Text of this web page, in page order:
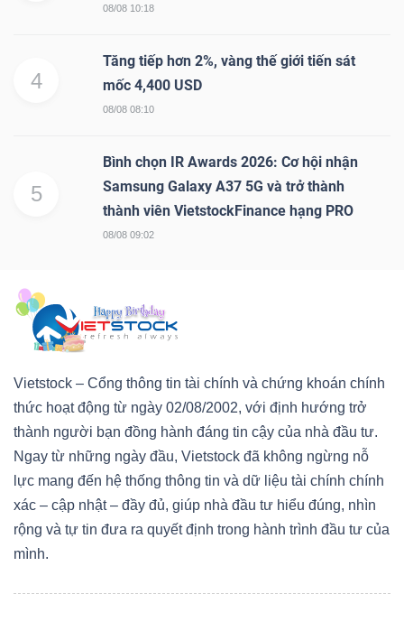
08/08 10:18
4
Tăng tiếp hơn 2%, vàng thế giới tiến sát
mốc 4,400 USD
08/08 08:10
5
Bình chọn IR Awards 2026: Cơ hội nhận
Samsung Galaxy A37 5G và trở thành
thành viên VietstockFinance hạng PRO
08/08 09:02
Vietstock – Cổng thông tin tài chính và chứng khoán chính
thức hoạt động từ ngày 02/08/2002, với định hướng trở
thành người bạn đồng hành đáng tin cậy của nhà đầu tư.
Ngay từ những ngày đầu, Vietstock đã không ngừng nỗ
lực mang đến hệ thống thông tin và dữ liệu tài chính chính
xác – cập nhật – đầy đủ, giúp nhà đầu tư hiểu đúng, nhìn
rộng và tự tin đưa ra quyết định trong hành trình đầu tư của
mình.